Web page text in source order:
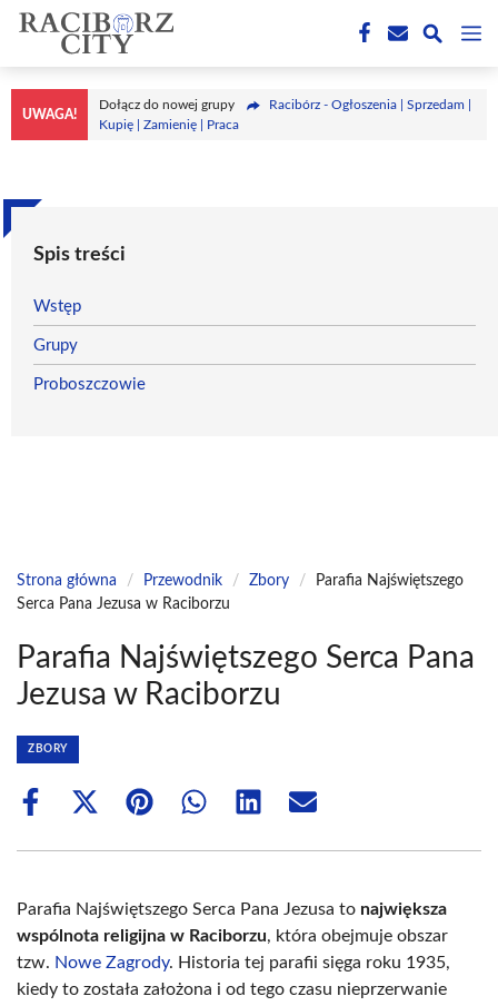
Przejdź
treści
UWAGA!
Dołącz do nowej grupy
Racibórz - Ogłoszenia | Sprzedam |
Kupię | Zamienię | Praca
Spis treści
Wstęp
Grupy
Proboszczowie
Strona główna / Przewodnik / Zbory /
Parafia Najświętszego
Serca Pana Jezusa w Raciborzu
Parafia Najświętszego Serca Pana
Jezusa w Raciborzu
ZBORY
Share
Facebook
Share
X
Share
Pinterest
Share
WhatsApp
Share
LinkedIn
Share
Email
Parafia Najświętszego Serca Pana Jezusa to największa
wspólnota religijna w Raciborzu, która obejmuje obszar
tzw. Nowe Zagrody. Historia tej parafii sięga roku 1935,
kiedy to została założona i od tego czasu nieprzerwanie